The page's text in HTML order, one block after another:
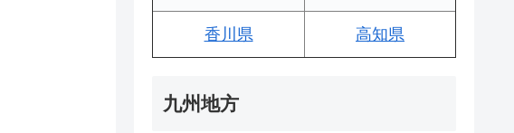
香川県 高知県
九州地方